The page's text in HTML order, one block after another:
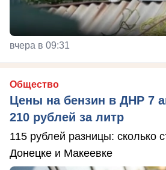
вчера в 09:31
Общество
Цены на бензин в ДНР 7
210 рублей за литр
115 рублей разницы: сколько
Донецке и Макеевке